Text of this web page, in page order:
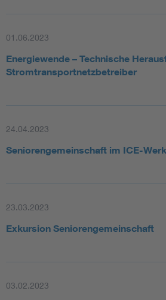
01.06.2023
Energiewende – Technische
Stromtransportnetzbetreiber
24.04.2023
Seniorengemeinschaft im ICE-
23.03.2023
Exkursion Seniorengemeinschaft
03.02.2023